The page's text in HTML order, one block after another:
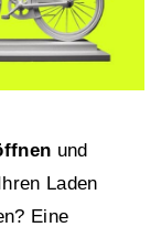
und
Laden
Eine